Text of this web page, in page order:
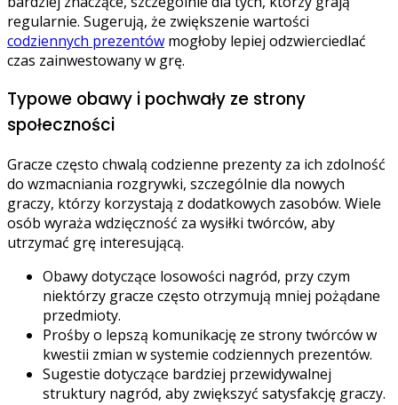
regularnie. Sugerują, że zwiększenie wartości
codziennych prezentów mogłoby lepiej odzwierciedlać
czas zainwestowany w grę.
Typowe obawy i pochwały ze strony
społeczności
Gracze często chwalą codzienne prezenty za ich zdolność
do wzmacniania rozgrywki, szczególnie dla nowych
graczy, którzy korzystają z dodatkowych zasobów. Wiele
osób wyraża wdzięczność za wysiłki twórców, aby
utrzymać grę interesującą.
Obawy dotyczące losowości nagród, przy czym
niektórzy gracze często otrzymują mniej pożądane
przedmioty.
Prośby o lepszą komunikację ze strony twórców w
kwestii zmian w systemie codziennych prezentów.
Sugestie dotyczące bardziej przewidywalnej
struktury nagród, aby zwiększyć satysfakcję graczy.